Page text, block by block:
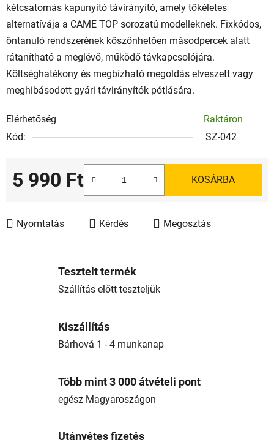
kétcsatornás kapunyitó távirányító, amely tökéletes
alternatívája a CAME TOP sorozatú modelleknek. Fixkódos,
öntanuló rendszerének köszönhetően másodpercek alatt
rátanítható a meglévő, működő távkapcsolójára.
Költséghatékony és megbízható megoldás elveszett vagy
meghibásodott gyári távirányítók pótlására.
Elérhetőség
Raktáron
Kód:
SZ-042
5 990 Ft KOSÁRBA
Nyomtatás Kérdés Megosztás
Tesztelt termék
Szállítás előtt teszteljük
Kiszállítás
Bárhová 1 - 4 munkanap
Több mint 3 000 átvételi pont
egész Magyaroszágon
Utánvétes fizetés